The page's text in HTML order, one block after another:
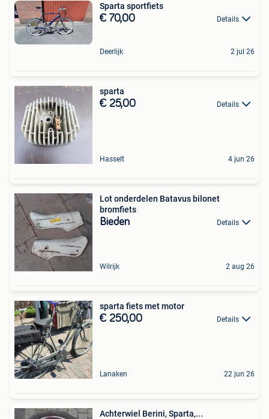
Sparta sportfiets
€ 70,00 Details
Deerlijk 2 jul 26
sparta
€ 25,00 Details
Hasselt 4 jun 26
Lot onderdelen Batavus bilonet
bromfiets
Bieden Details
Wilrijk 2 aug 26
sparta fiets met motor
€ 250,00 Details
Lanaken 22 jun 26
Achterwiel Berini, Sparta,...